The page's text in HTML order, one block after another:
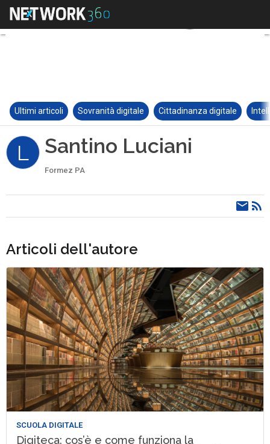
Ultimi articoli Sovranità digitale Cittadinanza digitale
L Santino Luciani
Formez PA
Articoli dell'autore
SCUOLA DIGITALE
Digiteca: cos’è e come funziona la